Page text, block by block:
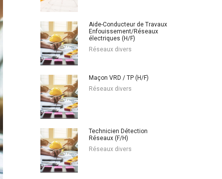
Aide-Conducteur de Travaux
Enfouissement/Réseaux
électriques (H/F)
Réseaux divers
Maçon VRD / TP (H/F)
Réseaux divers
Technicien Détection
Réseaux (F/H)
Réseaux divers